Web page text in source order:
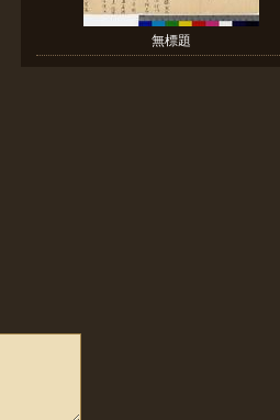
無標題